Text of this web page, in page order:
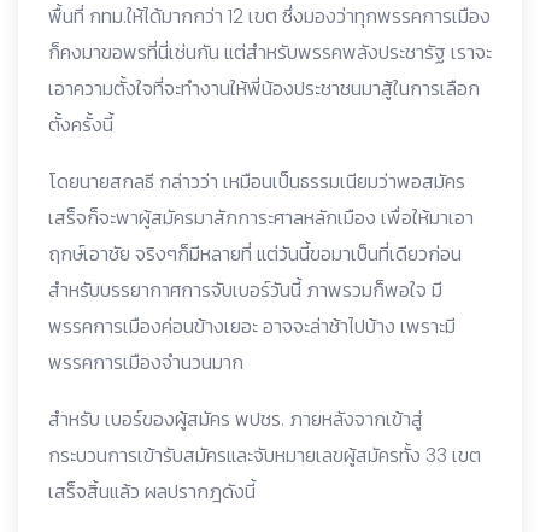
พื้นที่ กทม.ให้ได้มากกว่า 12 เขต ซึ่งมองว่าทุกพรรคการเมือง
ก็คงมาขอพรที่นี่เช่นกัน แต่สำหรับพรรคพลังประชารัฐ เราจะ
เอาความตั้งใจที่จะทำงานให้พี่น้องประชาชนมาสู้ในการเลือก
ตั้งครั้งนี้
โดยนายสกลธี กล่าวว่า เหมือนเป็นธรรมเนียมว่าพอสมัคร
เสร็จก็จะพาผู้สมัครมาสักการะศาลหลักเมือง เพื่อให้มาเอา
ฤกษ์เอาชัย จริงๆก็มีหลายที่ แต่วันนี้ขอมาเป็นที่เดียวก่อน
สำหรับบรรยากาศการจับเบอร์วันนี้ ภาพรวมก็พอใจ มี
พรรคการเมืองค่อนข้างเยอะ อาจจะล่าช้าไปบ้าง เพราะมี
พรรคการเมืองจำนวนมาก
สำหรับ เบอร์ของผู้สมัคร พปชร. ภายหลังจากเข้าสู่
กระบวนการเข้ารับสมัครและจับหมายเลขผู้สมัครทั้ง 33 เขต
เสร็จสิ้นแล้ว ผลปรากฎดังนี้